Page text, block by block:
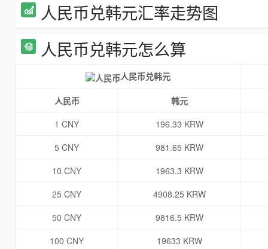
人民币兑韩元汇率走势图
人民币兑韩元怎么算
人民币兑韩元
人民币
韩元
1 CNY
196.33 KRW
5 CNY
981.65 KRW
10 CNY
1963.3 KRW
25 CNY
4908.25 KRW
50 CNY
9816.5 KRW
100 CNY
19633 KRW